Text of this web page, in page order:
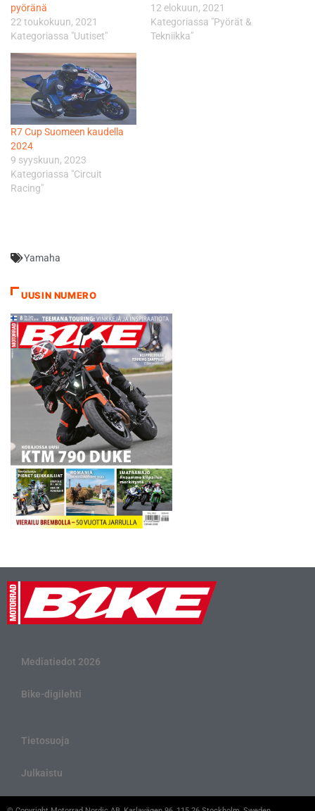
pyöränä
22 toukokuun, 2021
Kategoriassa "Uutiset"
12 elokuun, 2021
Kategoriassa "Pyörät &
Tekniikka"
R7 Cup Suomeen kaudella
2024
9 syyskuun, 2023
Kategoriassa "Circuit
Racing"
Yamaha
UUSIN NUMERO
Mediatiedot 2026
Bike-digilehti
Tietosuoja
Julkaistu